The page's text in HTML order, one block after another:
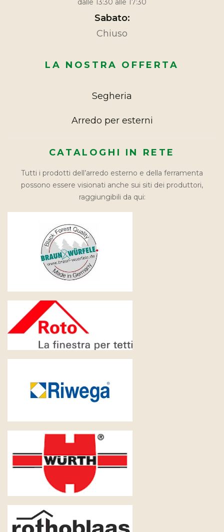
dalle 13:30 alle 17:30
Sabato:
Chiuso
LA NOSTRA OFFERTA
Segheria
Arredo per esterni
CATALOGHI IN RETE
Tutti i prodotti dell’arredo esterno e della ferramenta
possono essere visionati anche sui siti dei produttori,
raggiungibili da qui: